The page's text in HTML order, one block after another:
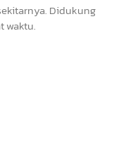
Didukung
waktu.